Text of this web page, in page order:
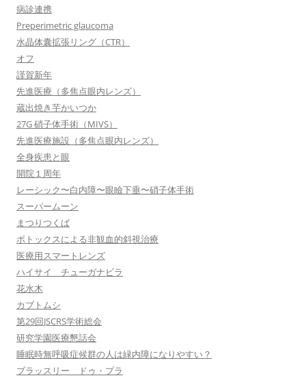
病診連携
Preperimetric glaucoma
水晶体囊拡張リング（CTR）
オフ
謹賀新年
先進医療（多焦点眼内レンズ）
蔵出焼き芋かいつか
27G 硝子体手術（MIVS）
先進医療施設（多焦点眼内レンズ）
全身疾患と眼
開院１周年
レーシック〜白内障〜眼瞼下垂〜硝子体手術
スーパームーン
まつりつくば
ボトックスによる非観血的斜視治療
医療用スマートレンズ
ハイサイ チューガナビラ
花水木
カブトムシ
第29回JSCRS学術総会
研究学園医療懇話会
睡眠時無呼吸症候群の人は緑内障になりやすい？
ブラッスリー ドゥ・プラ